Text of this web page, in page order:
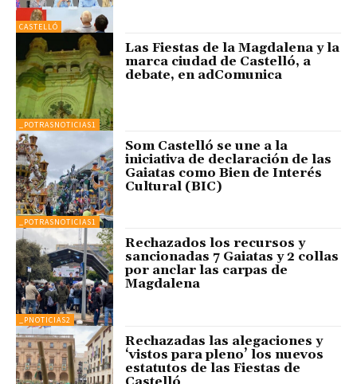
CASTELLÓ
_POTRASNOTICIAS1
Las Fiestas de la Magdalena y la
marca ciudad de Castelló, a
debate, en adComunica
_POTRASNOTICIAS1
Som Castelló se une a la
iniciativa de declaración de las
Gaiatas como Bien de Interés
Cultural (BIC)
_PNOTICIAS2
Rechazados los recursos y
sancionadas 7 Gaiatas y 2 collas
por anclar las carpas de
Magdalena
Rechazadas las alegaciones y
‘vistos para pleno’ los nuevos
estatutos de las Fiestas de